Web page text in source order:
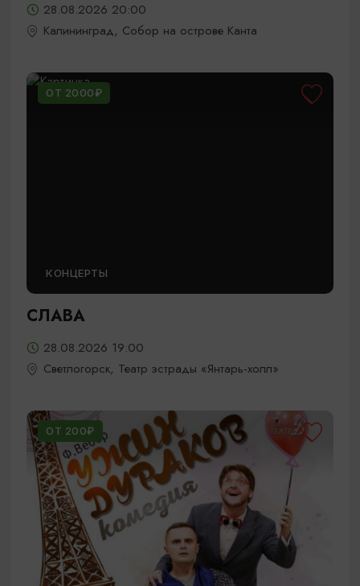
28.08.2026 20:00
Калининград, Собор на острове Канта
ОТ 2000₽
КОНЦЕРТЫ
СЛАВА
28.08.2026 19:00
Светлогорск, Театр эстрады «Янтарь-холл»
ОТ 200₽